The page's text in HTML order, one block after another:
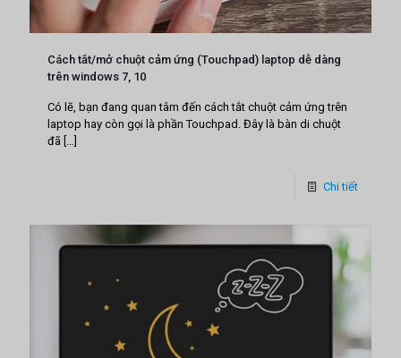
Cách tắt/mở chuột cảm ứng (Touchpad) laptop dễ dàng
trên windows 7, 10
Có lẽ, bạn đang quan tâm đến cách tắt chuột cảm ứng trên
laptop hay còn gọi là phần Touchpad. Đây là bàn di chuột
đã […]
Chi tiết